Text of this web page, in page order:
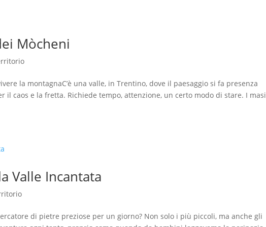
Mòcheni
la montagnaC’è una valle, in Trentino, dove il paesaggio si fa presenza
il caos e la fretta. Richiede tempo, attenzione, un certo modo di stare. I masi
Valle Incantata
di pietre preziose per un giorno? Non solo i più piccoli, ma anche gli